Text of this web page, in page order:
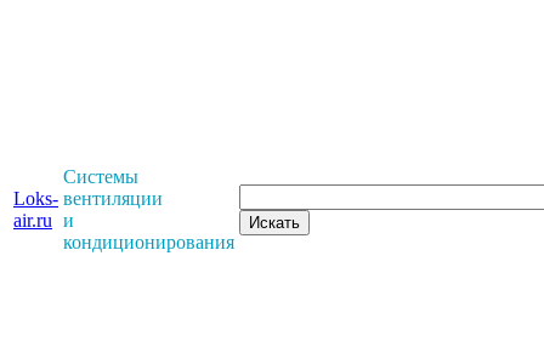
Loks-
air.ru
Системы
вентиляции
и
кондиционирования